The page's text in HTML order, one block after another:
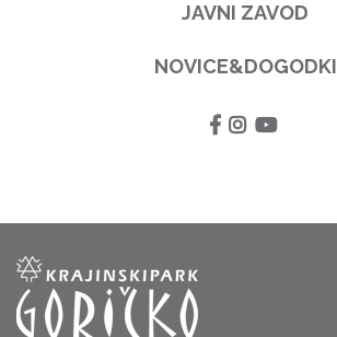
JAVNI ZAVOD
NOVICE&DOGODKI